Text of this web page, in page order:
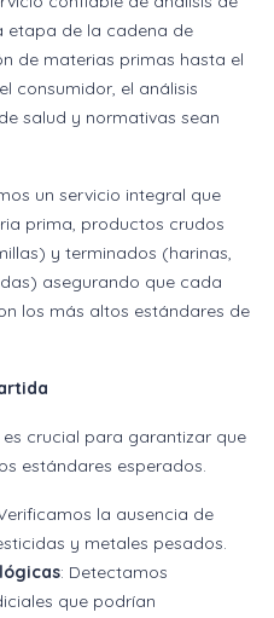
etapa de la cadena de
de materias primas hasta el
consumidor, el análisis
salud y normativas sean
un servicio integral que
prima, productos crudos
y terminados (harinas,
asegurando que cada
los más altos estándares de
crucial para garantizar que
estándares esperados.
la ausencia de
y metales pesados.
: Detectamos
que podrían